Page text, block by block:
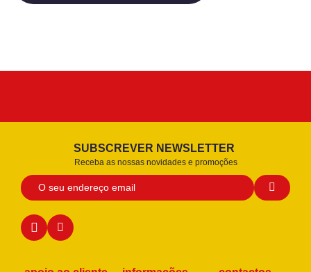
SUBSCREVER NEWSLETTER
Receba as nossas novidades e promoções